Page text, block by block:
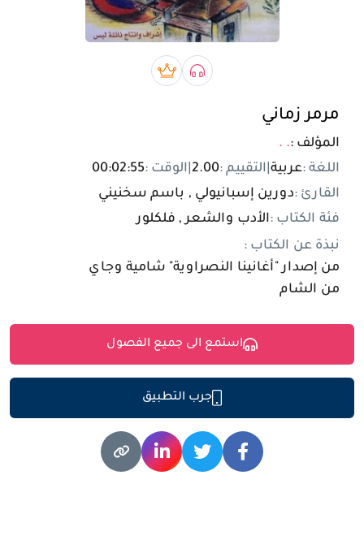
تسجيل الدخول
مستخدم جديد
صوتي bookبريميوم book
مرمر زماني
المؤلف :. .
اللغة :عربية التقييم :2.00 الوقت :00:02:55
القارئ :دورين إسبانيولي , باسم سخنيني
فئة الكتاب :الأدب والشعر , فلكلور
نبذة عن الكتاب :
من إصدار "أغانينا النصراوية" شامية وجاي
من الشام
استمع الى جميع الفصول
جرب التطبيق